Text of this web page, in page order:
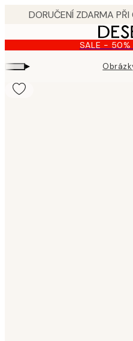
content.
SALE - 50%
▸